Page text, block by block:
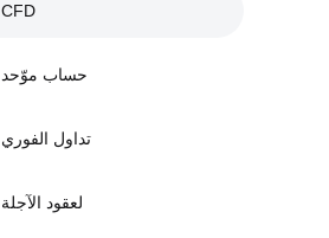
CFD
حساب موّحد
تداول الفوري
لعقود الآجلة